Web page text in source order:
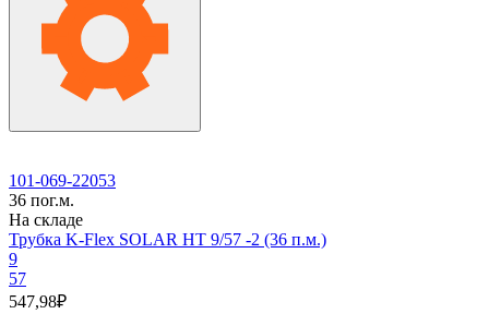
101-069-22053
36 пог.м.
На складе
Трубка K-Flex SOLAR HT 9/57 -2 (36 п.м.)
9
57
547,98₽